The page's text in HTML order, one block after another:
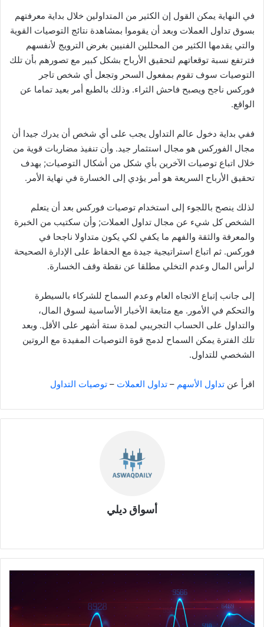
في النهاية يمكن القول إن الكثير من المتداولين خلال بداية معرفتهم
بسوق تداول العملات وبعد أن يقوموا بمشاهدة نتائج التوصيات القوية
والتي يقدمها الكثير من المحللين الفنيين بغرض الترويج لأنفسهم
فترتفع نسبة توقعاتهم لتحقيق الأرباح بشكل كبير مع تصورهم بأن تلك
التوصيات سوف تقوم بمفعول السحر وتجعل أي شخص تاجر
فوركس ناجح ويصبح فاحش الثراء. وذلك بالطبع أمر بعيد تماما عن
الواقع.
ففي بداية دخول عالم التداول يجب على أي شخص أن يدرك جيدا أن
مجال الفوركس هو مجال استثمار جيد. وأن تنفيذ مضاربات قوية من
خلال اتباع توصيات الآخرين بأي شكل من أشكال التوصيات; بهدف
تحقيق الأرباح السريعة هو أمر يؤدي إلى الخسارة في نهاية الأمر.
لذلك ينصح باللجوء إلى استخدام توصيات فوركس بعد أن يتعلم
الشخص كل شيء عن مجال تداول العملات; وأن سكتيب من الخبرة
والمعرفة والثقة والفهم ما يكفي لكي يكون متداولا ناجحا في
فوركس. ثم اتباع استراتيجية جيدة مع الحفاظ على الإدارة الصحيحة
لرأس المال وعدم التخلي مطلقا عن نقطة وقف الخسارة.
إلى جانب إتباع الاتجاه العام وعدم السماح للشركاء بالسيطرة
والتحكم في الأمور. مع متابعة الأخبار الأساسية لسوق المال،
والتداول على الحساب التجريبي لمدة ستة أشهر على الأقل. وبعد
تلك الفترة يمكن السماح لدمج قوة التوصيات المفيدة مع الروتين
الشخصي للتداول.
اقرأ عن تداول الأسهم – تداول العملات – توصيات التداول
أسواق ديلي
نقاط
والمقاومة
للأسهم